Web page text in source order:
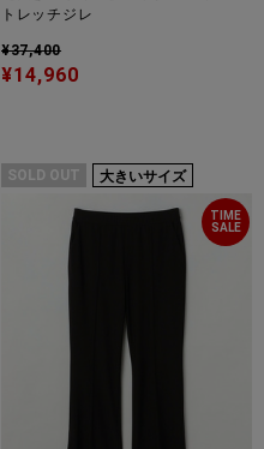
トレッチジレ
¥37,400
¥14,960
SOLD OUT 大きいサイズ
TIME
SALE